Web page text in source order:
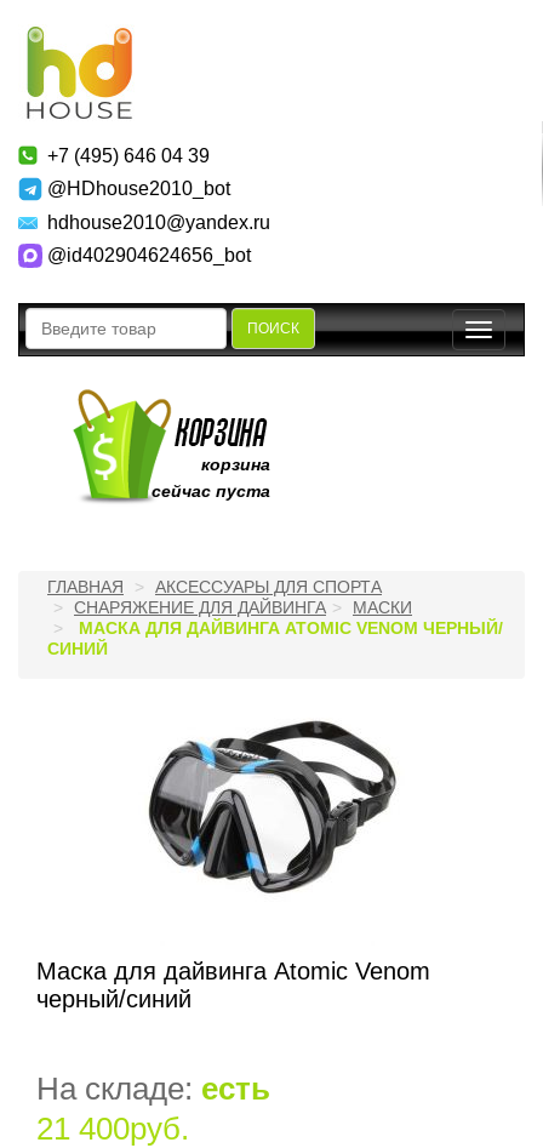
+7 (495) 646 04 39
@HDhouse2010_bot
hdhouse2010@yandex.ru
@id402904624656_bot
ПОИСК
Toggle
корзина
сейчас пуста
ГЛАВНАЯ
АКСЕССУАРЫ ДЛЯ СПОРТА
СНАРЯЖЕНИЕ ДЛЯ ДАЙВИНГА
МАСКИ
МАСКА ДЛЯ ДАЙВИНГА ATOMIC VENOM ЧЕРНЫЙ/
СИНИЙ
Маска для дайвинга Atomic Venom
черный/синий
На складе: есть
21 400руб.